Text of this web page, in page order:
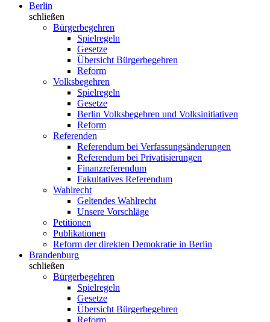
Berlin
schließen
Bürgerbegehren
Spielregeln
Gesetze
Übersicht Bürgerbegehren
Reform
Volksbegehren
Spielregeln
Gesetze
Berlin Volksbegehren und Volksinitiativen
Reform
Referenden
Referendum bei Verfassungsänderungen
Referendum bei Privatisierungen
Finanzreferendum
Fakultatives Referendum
Wahlrecht
Geltendes Wahlrecht
Unsere Vorschläge
Petitionen
Publikationen
Reform der direkten Demokratie in Berlin
Brandenburg
schließen
Bürgerbegehren
Spielregeln
Gesetze
Übersicht Bürgerbegehren
Reform